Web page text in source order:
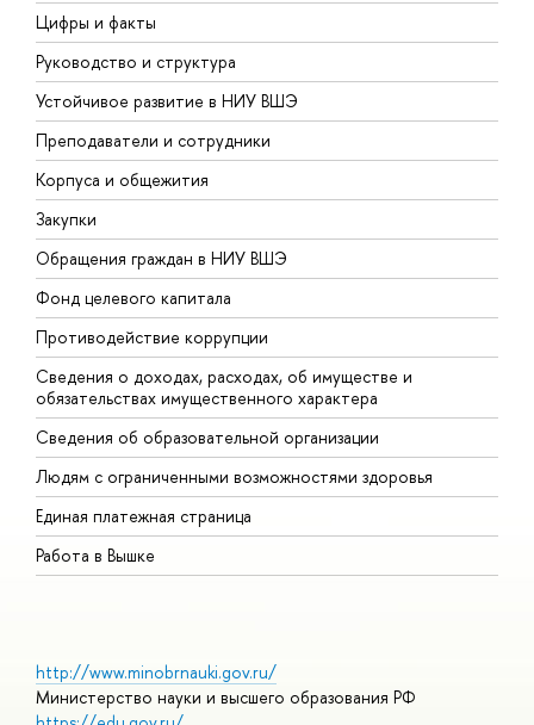
Цифры и факты
Руководство и структура
Устойчивое развитие в НИУ ВШЭ
Преподаватели и сотрудники
Корпуса и общежития
Закупки
Обращения граждан в НИУ ВШЭ
Фонд целевого капитала
Противодействие коррупции
Сведения о доходах, расходах, об имуществе и
обязательствах имущественного характера
Сведения об образовательной организации
Людям с ограниченными возможностями здоровья
Единая платежная страница
Работа в Вышке
http://www.minobrnauki.gov.ru/
Министерство науки и высшего образования РФ